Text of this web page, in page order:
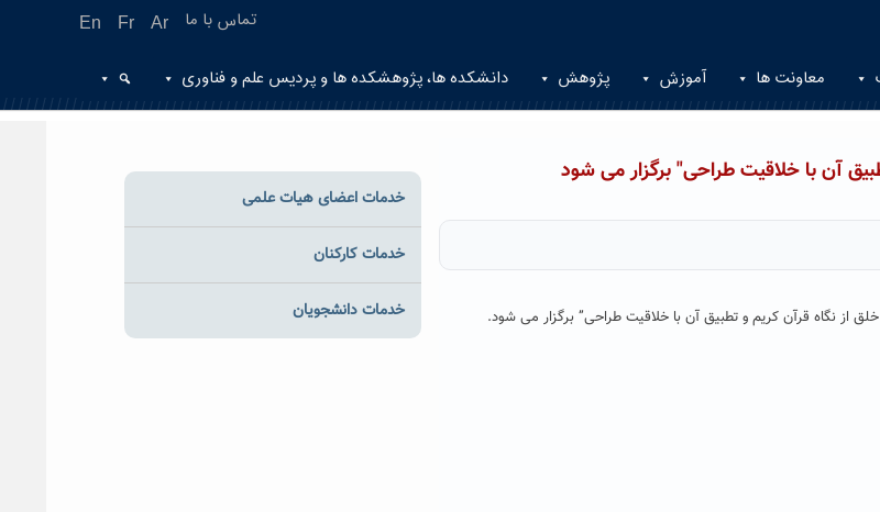
En Fr Ar تماس با ما
معاونت ها آموزش پژوهش دانشکده ها، پژوهشکده ها و پردیس علم و فناوری
آن با خلاقیت طراحی" برگزار می شود
نگاه قرآن کریم و تطبیق آن با خلاقیت طراحی” برگزار می شود.
خدمات اعضای هیات علمی
خدمات کارکنان
خدمات دانشجویان